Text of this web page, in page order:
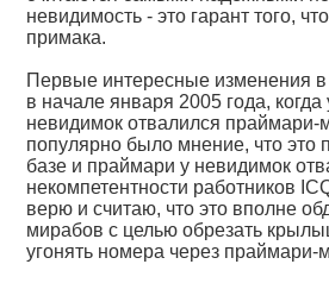
невидимость - это гарант того,
примака.
Первые интересные изменения в
в начале января 2005 года,
невидимок отвалился
популярно было мнение, что это
базе и праймари у невидимок
некомпетентности работников
верю и считаю, что это вполне
мирабов с целью обрезать
угонять номера через праймари-